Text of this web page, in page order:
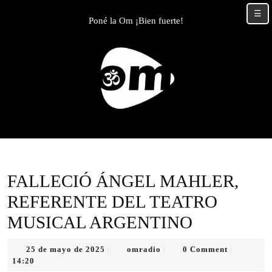
Poné la Om ¡Bien fuerte!
FALLECIÓ ÁNGEL MAHLER,
REFERENTE DEL TEATRO
MUSICAL ARGENTINO
25 de mayo de 2025 omradio omradio0 Comment
14:20
☰